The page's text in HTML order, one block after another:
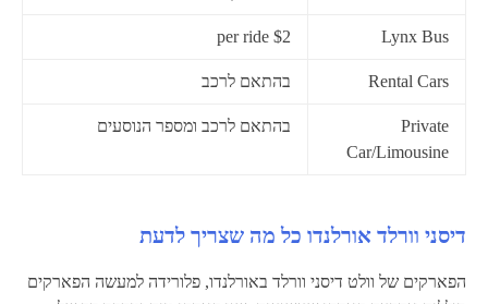
Lynx Bus
$2 per ride
Rental Cars בהתאם לרכב
Private
Car/Limousine
בהתאם לרכב ומספר הנוסעים
דיסני וורלד אורלנדו כל מה שצריך לדעת
הפארקים של וולט דיסני וורלד באורלנדו, פלורידה למעשה הפארקים